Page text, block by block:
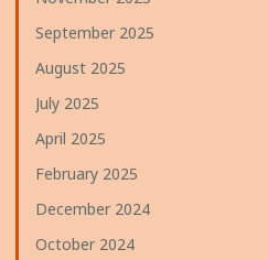
September 2025
August 2025
July 2025
April 2025
February 2025
December 2024
October 2024